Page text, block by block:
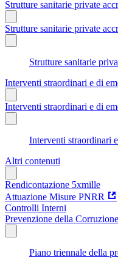
Strutture sanitarie private
Strutture sanitarie private
Strutture sanitarie
Interventi straordinari e di
Interventi straordinari e di
Interventi straordinari
Altri contenuti
Rendicontazione 5xmille
Attuazione Misure PNRR
Controlli Interni
Prevenzione della Corruzione
Piano triennale della